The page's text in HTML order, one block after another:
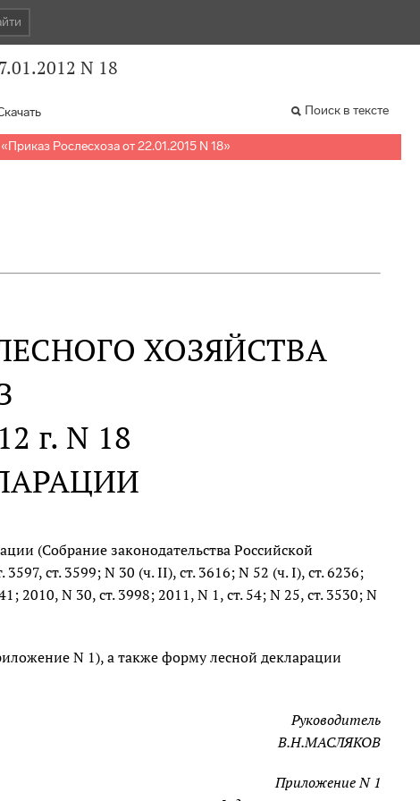
N 18
Поиск в тексте
«Приказ Рослесхоза от 22.01.2015 N 18»
ХОЗЯЙСТВА
г. N 18
(Собрание законодательства Российской
ст. 3599; N 30 (ч. II), ст. 3616; N 52 (ч. I), ст. 6236;
2010, N 30, ст. 3998; 2011, N 1, ст. 54; N 25, ст. 3530; N
N 1), а также форму лесной декларации
Руководитель
В.Н.МАСЛЯКОВ
Приложение N 1